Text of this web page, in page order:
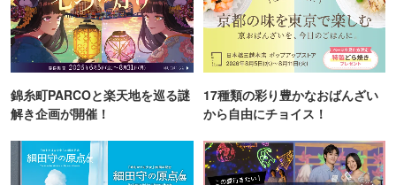
錦糸町PARCOと楽天地を巡る謎
解き企画が開催！
17種類の彩り豊かなおばんざい
から自由にチョイス！